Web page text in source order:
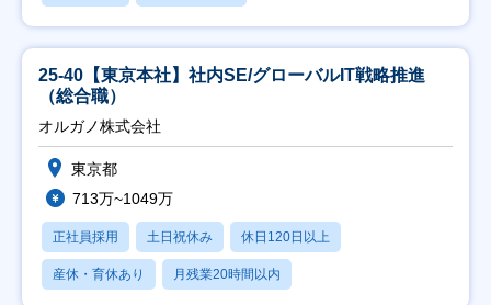
25-40【東京本社】社内SE/グローバルIT戦略推進
（総合職）
オルガノ株式会社
東京都
713万~1049万
正社員採用 土日祝休み 休日120日以上
産休・育休あり 月残業20時間以内